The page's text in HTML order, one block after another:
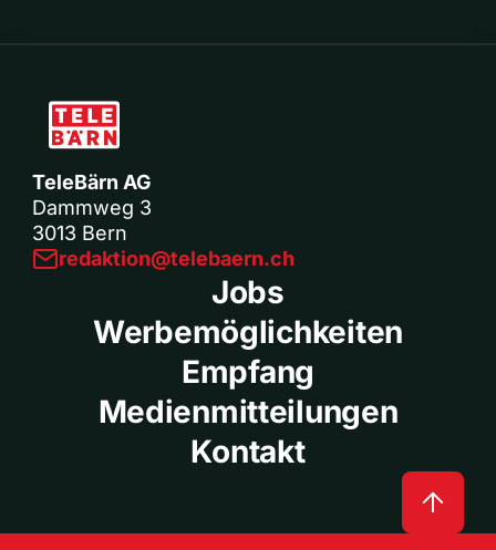
TeleBärn AG
Dammweg 3
3013 Bern
redaktion@telebaern.ch
Jobs
Werbemöglichkeiten
Empfang
Medienmitteilungen
Kontakt